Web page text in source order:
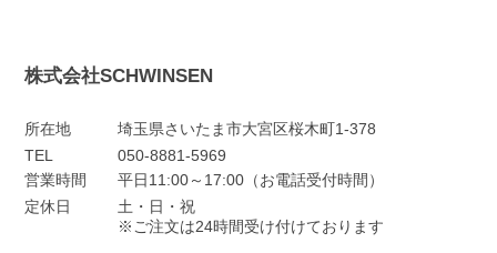
株式会社SCHWINSEN
所在地
埼玉県さいたま市大宮区桜木町1-378
TEL
050-8881-5969
営業時間
平日11:00～17:00（お電話受付時間）
定休日
土・日・祝
※ご注文は24時間受け付けております